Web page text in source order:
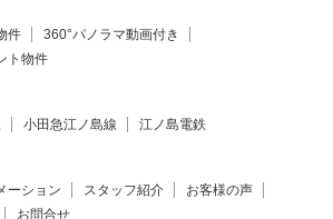
件
360°パノラマ動画付き
ト物件
小田急江ノ島線 江ノ島電鉄
ーション スタッフ紹介
お客様の声
お問合せ